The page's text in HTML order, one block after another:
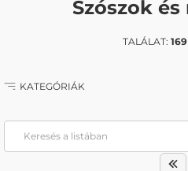
Szószok
TALÁLAT:
KATEGÓRIÁK